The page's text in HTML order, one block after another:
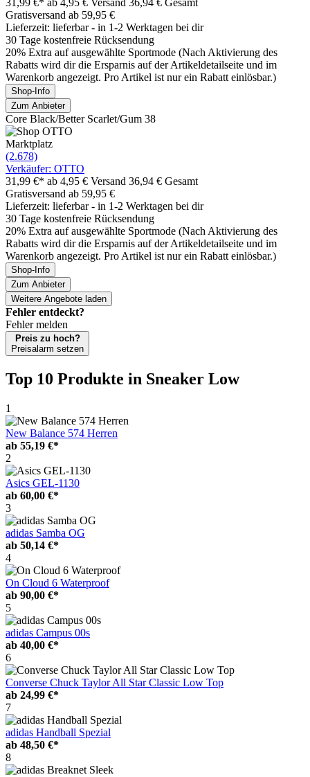
Gratisversand ab 59,95 €
Lieferzeit: lieferbar - in 1-2 Werktagen bei dir
30 Tage kostenfreie Rücksendung
20% Extra auf ausgewählte Sportmode (Nach Aktivierung des
Rabatts wird dir die Ersparnis auf der Artikeldetailseite und im
Warenkorb angezeigt. Pro Artikel ist nur ein Rabatt einlösbar.)
Shop-Info
Zum Anbieter
Core Black/Better Scarlet/Gum 38
Marktplatz
(2.678)
Verkäufer: OTTO
31,99 €* ab 4,95 € Versand 36,94 € Gesamt
Gratisversand ab 59,95 €
Lieferzeit: lieferbar - in 1-2 Werktagen bei dir
30 Tage kostenfreie Rücksendung
20% Extra auf ausgewählte Sportmode (Nach Aktivierung des
Rabatts wird dir die Ersparnis auf der Artikeldetailseite und im
Warenkorb angezeigt. Pro Artikel ist nur ein Rabatt einlösbar.)
Shop-Info
Zum Anbieter
Weitere Angebote laden
Fehler entdeckt?
Fehler melden
Preis zu hoch?
Preisalarm setzen
Top 10 Produkte in Sneaker Low
1
New Balance 574 Herren
ab 55,19 €*
2
Asics GEL-1130
ab 60,00 €*
3
adidas Samba OG
ab 50,14 €*
4
On Cloud 6 Waterproof
ab 90,00 €*
5
adidas Campus 00s
ab 40,00 €*
6
Converse Chuck Taylor All Star Classic Low Top
ab 24,99 €*
7
adidas Handball Spezial
ab 48,50 €*
8